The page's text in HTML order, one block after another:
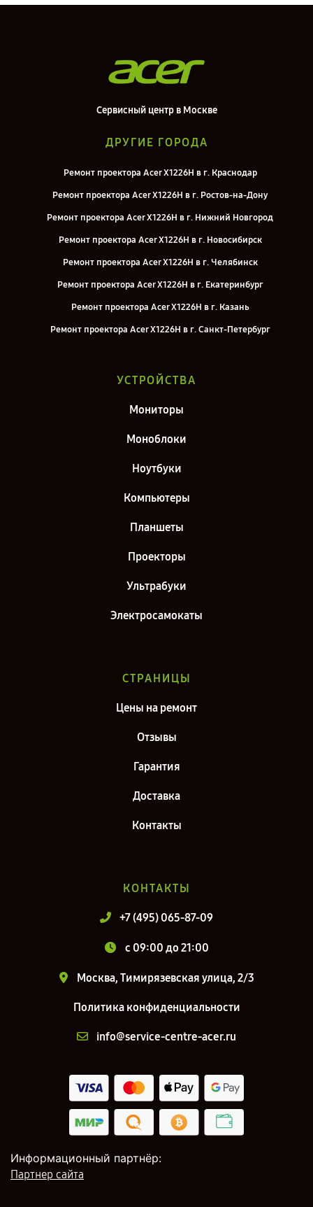
Сервисный центр в Москве
ДРУГИЕ ГОРОДА
Ремонт проектора Acer X1226H в г. Краснодар
Ремонт проектора Acer X1226H в г. Ростов-на-Дону
Ремонт проектора Acer X1226H в г. Нижний Новгород
Ремонт проектора Acer X1226H в г. Новосибирск
Ремонт проектора Acer X1226H в г. Челябинск
Ремонт проектора Acer X1226H в г. Екатеринбург
Ремонт проектора Acer X1226H в г. Казань
Ремонт проектора Acer X1226H в г. Санкт-Петербург
УСТРОЙСТВА
Мониторы
Моноблоки
Ноутбуки
Компьютеры
Планшеты
Проекторы
Ультрабуки
Электросамокаты
СТРАНИЦЫ
Цены на ремонт
Отзывы
Гарантия
Доставка
Контакты
КОНТАКТЫ
+7 (495) 065-87-09
c 09:00 до 21:00
Москва, Тимирязевская улица, 2/3
Политика конфиденциальности
info@service-centre-acer.ru
Информационный партнёр:
Партнер сайта